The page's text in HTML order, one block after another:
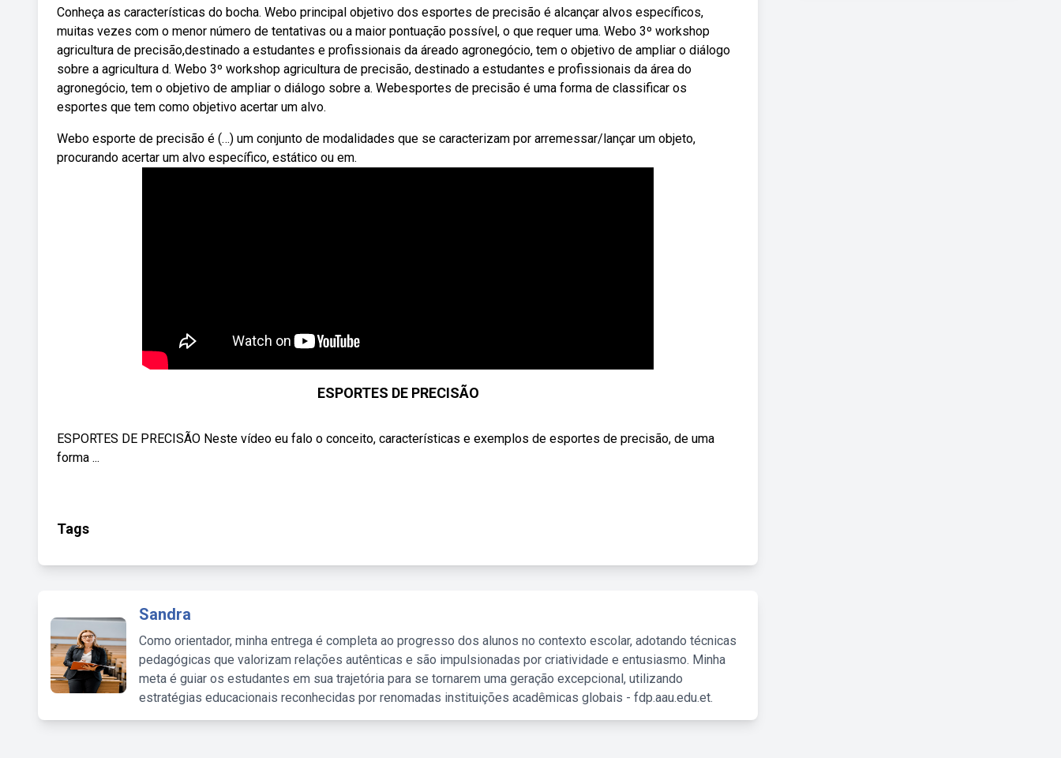
Conheça as características do bocha. Webo principal objetivo dos esportes de precisão é alcançar alvos específicos,
muitas vezes com o menor número de tentativas ou a maior pontuação possível, o que requer uma. Webo 3º workshop
agricultura de precisão,destinado a estudantes e profissionais da áreado agronegócio, tem o objetivo de ampliar o diálogo
sobre a agricultura d. Webo 3º workshop agricultura de precisão, destinado a estudantes e profissionais da área do
agronegócio, tem o objetivo de ampliar o diálogo sobre a. Webesportes de precisão é uma forma de classificar os
esportes que tem como objetivo acertar um alvo.
Webo esporte de precisão é (…) um conjunto de modalidades que se caracterizam por arremessar/lançar um objeto,
procurando acertar um alvo específico, estático ou em.
ESPORTES DE PRECISÃO
ESPORTES DE PRECISÃO Neste vídeo eu falo o conceito, características e exemplos de esportes de precisão, de uma
forma ...
Tags
Sandra
Como orientador, minha entrega é completa ao progresso dos alunos no contexto escolar, adotando técnicas
pedagógicas que valorizam relações autênticas e são impulsionadas por criatividade e entusiasmo. Minha
meta é guiar os estudantes em sua trajetória para se tornarem uma geração excepcional, utilizando
estratégias educacionais reconhecidas por renomadas instituições acadêmicas globais - fdp.aau.edu.et.